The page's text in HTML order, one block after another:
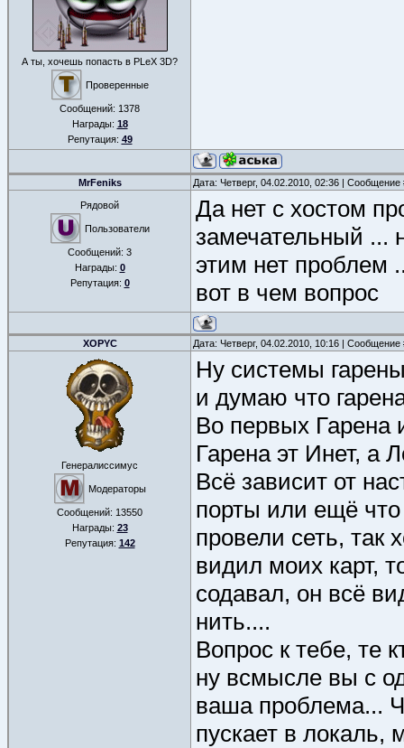
А ты, хочешь попасть в PLeX 3D?
Проверенные
Сообщений: 1378
Награды: 18
Репутация: 49
MrFeniks Дата: Четверг, 04.02.2010, 02:36 |
Рядовой
Пользователи
Сообщений: 3
Награды: 0
Репутация: 0
Да нет с хостом
замечательный ...
этим нет проблем
вот в чем вопрос
XOPYC Дата: Четверг, 04.02.2010, 10:16 |
Генералиссимус
Модераторы
Сообщений: 13550
Награды: 23
Репутация: 142
Ну системы
и думаю что
Во первых Гарена
Гарена эт Инет, а
Всё зависит от
порты или ещё
провели сеть, так
видил моих карт,
содавал, он всё
нить....
Вопрос к тебе, те
ну всмысле вы с
ваша проблема...
пускает в локаль,